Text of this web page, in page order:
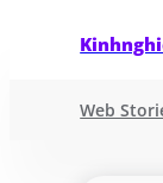
Web